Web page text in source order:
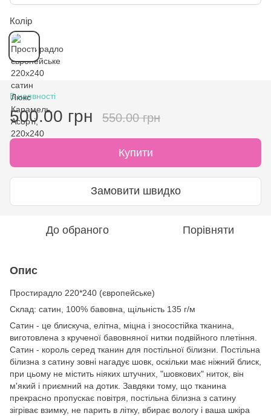
Колір
В наявності
500.00 грн 550.00 грн
Купити
Замовити швидко
До обраного Порівняти
Опис
Простирадло 220*240 (європейське)
Cклад: сатин, 100% бавовна, щільність 135 г/м
Сатин - це блискуча, елітна, міцна і зносостійка тканина,
виготовлена з крученої бавовняної нитки подвійного плетіння.
Сатин - король серед тканин для постільної білизни. Постільна
білизна з сатину зовні нагадує шовк, оскільки має ніжний блиск,
при цьому не містить ніяких штучних, "шовкових" ниток, він
м'який і приємний на дотик. Завдяки тому, що тканина
прекрасно пропускає повітря, постільна білизна з сатину
зігріває взимку, не парить в літку, вбирає вологу і ваша шкіра